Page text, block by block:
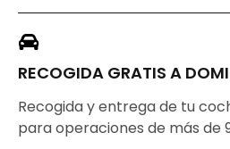
RECOGIDA GRATIS A
Recogida y entrega de tu
para operaciones de más de